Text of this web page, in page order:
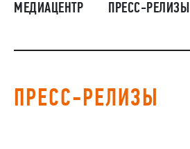
МЕДИАЦЕНТР ПРЕСС-РЕЛИЗЫ
ПРЕСС-РЕЛИЗЫ